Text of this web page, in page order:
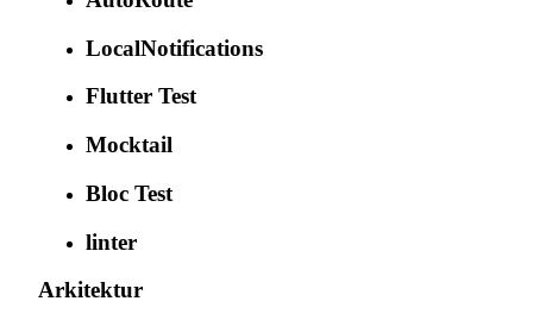
LocalNotifications
Flutter Test
Mocktail
Bloc Test
linter
Arkitektur